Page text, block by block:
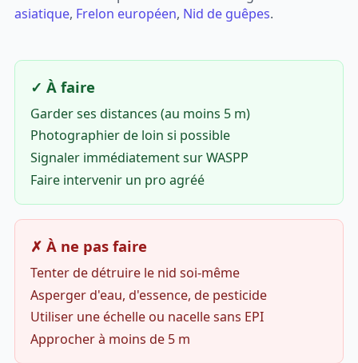
asiatique, Frelon européen, Nid de guêpes.
✓ À faire
Garder ses distances (au moins 5 m)
Photographier de loin si possible
Signaler immédiatement sur WASPP
Faire intervenir un pro agréé
✗ À ne pas faire
Tenter de détruire le nid soi-même
Asperger d'eau, d'essence, de pesticide
Utiliser une échelle ou nacelle sans EPI
Approcher à moins de 5 m